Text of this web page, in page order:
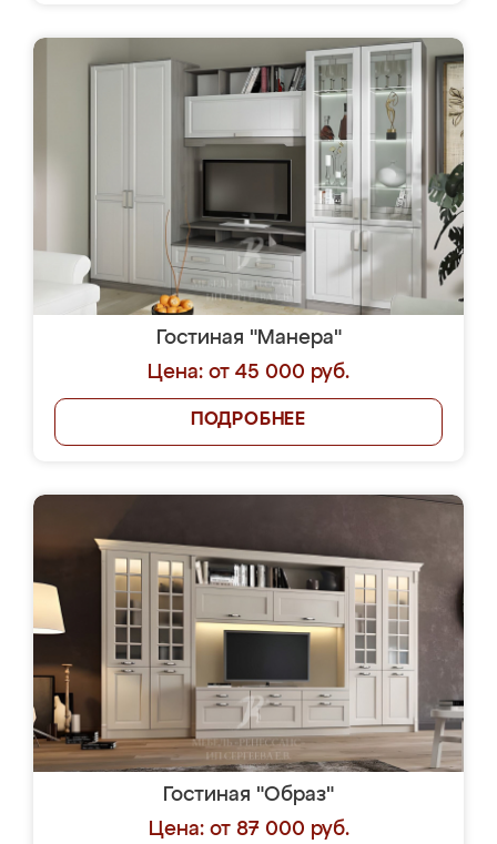
Гостиная "Манера"
Цена: от 45 000 руб.
ПОДРОБНЕЕ
Гостиная "Образ"
Цена: от 87 000 руб.